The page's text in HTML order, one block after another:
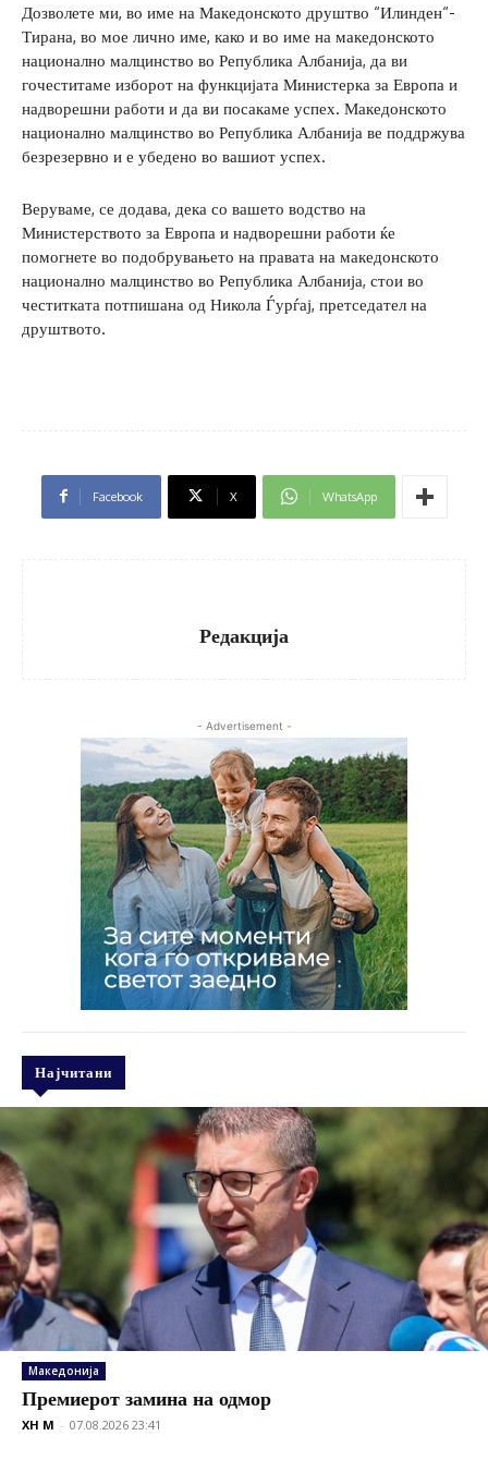
Дозволете ми, во име на Македонското друштво “Илинден“-
Тирана, во мое лично име, како и во име на македонското
национално малцинство во Република Албанија, да ви
гочеститаме изборот на функцијата Министерка за Европа и
надворешни работи и да ви посакаме успех. Македонското
национално малцинство во Република Албанија ве поддржува
безрезервно и е убедено во вашиот успех.
Веруваме, се додава, дека со вашето водство на
Министерството за Европа и надворешни работи ќе
помогнете во подобрувањето на правата на македонското
национално малцинство во Република Албанија, стои во
честитката потпишана од Никола Ѓурѓај, претседател на
друштвото.
Facebook X WhatsApp
Редакција
- Advertisement -
Најчитани
Македонија
Премиерот замина на одмор
XH M - 07.08.2026 23:41